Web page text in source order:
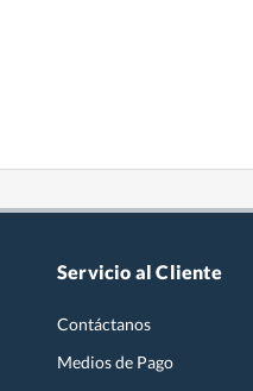
Servicio al Cliente
Contáctanos
Medios de Pago